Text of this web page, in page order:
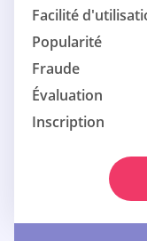
Facilité
Popularité
Fraude
Évaluation
Inscription